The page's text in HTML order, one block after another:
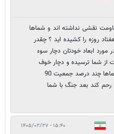
نقشی نداشته اند و شماها
روزه را کشیده اید ؟ چقدر
مورد ابعاد خودتان دچار سوء
از شما ترسیده و دچار خوف
وحشت شده یا نتانیاهو ؟ شماها چند درصد جمعیت 90
رحم کند بعد جنگ با شما
۱۵:۴۰ - ۱۴۰۵/۰۲/۲۷